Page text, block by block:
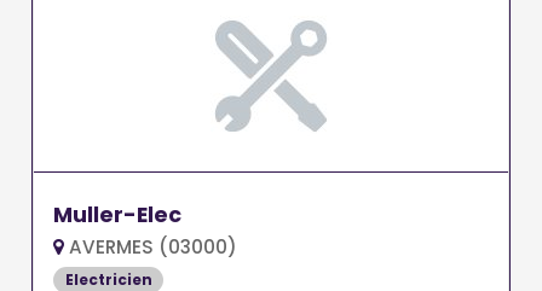
Muller-Elec
AVERMES (03000)
Electricien